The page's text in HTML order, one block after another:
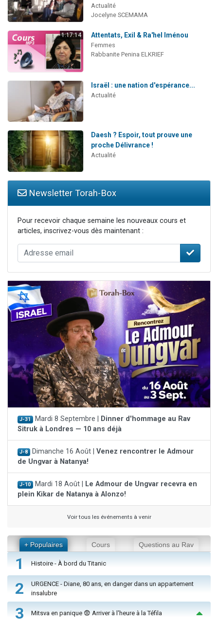
Actualité
Jocelyne SCEMAMA
1:17:14 Attentats, Exil & Ra'hel Iménou
Femmes
Rabbanite Penina ELKRIEF
Israël : une nation d'espérance...
Actualité
Daesh ? Espoir, tout prouve une
proche Délivrance !
Actualité
Newsletter Torah-Box
Pour recevoir chaque semaine les nouveaux cours et
articles, inscrivez-vous dès maintenant :
J-31 Mardi 8 Septembre |
Dinner d'hommage au Rav
Sitruk à Londres — 10 ans déjà
J-8 Dimanche 16 Août | Venez rencontrer le Admour
de Ungvar à Natanya!
J-10 Mardi 18 Août |
Le Admour de Ungvar recevra en
plein Kikar de Natanya à Alonzo!
Voir tous les événements à venir
+ Populaires Cours Questions au Rav
1 Histoire - À bord du Titanic
2
URGENCE - Diane, 80 ans, en danger dans un appartement
insalubre
3 Mitsva en panique 😨 Arriver à l'heure à la Téfila